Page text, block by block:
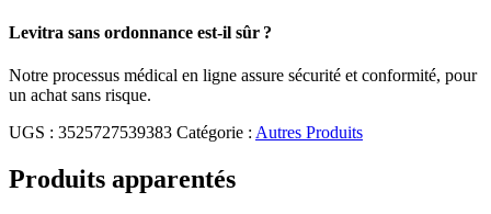
Levitra sans ordonnance est-il sûr ?
Notre processus médical en ligne assure sécurité et conformité, pour
un achat sans risque.
UGS : 3525727539383 Catégorie : Autres Produits
Produits apparentés